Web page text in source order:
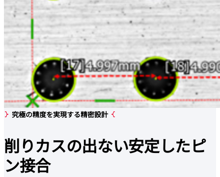
究極の精度を実現する精密設計
削りカスの出ない安定したピ
ン接合